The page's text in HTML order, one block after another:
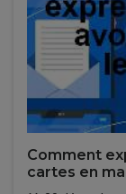
Comment
cartes en